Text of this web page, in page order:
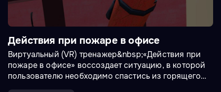
Действия при пожаре в офисе
Виртуальный (VR) тренажер&nbsp;«Действия при
пожаре в офисе» воссоздает ситуацию, в которой
пользователю необходимо спастись из горящего